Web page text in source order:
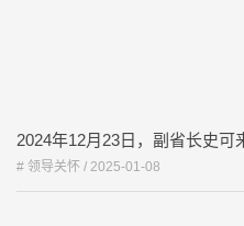
# 领导关怀 / 2025-01-08